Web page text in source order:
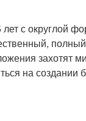
с округлой
захотят
на создании